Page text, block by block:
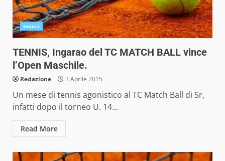
tennis
TENNIS, Ingarao del TC MATCH BALL vince
l’Open Maschile.
Redazione 3 Aprile 2015
Un mese di tennis agonistico al TC Match Ball di Sr,
infatti dopo il torneo U. 14...
Read More